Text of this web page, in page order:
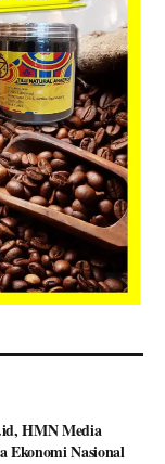
HMN Media
Ekonomi Nasional